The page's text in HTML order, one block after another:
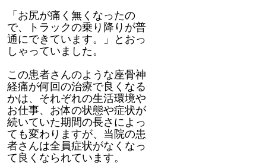
「お尻が痛く無くなったの
で、トラックの乗り降りが普
通にできています。」とおっ
しゃっていました。
この患者さんのような座骨神
経痛が何回の治療で良くなる
かは、それぞれの生活環境や
お仕事、お体の状態や症状が
続いていた期間の長さによっ
ても変わりますが、当院の患
者さんは全員症状がなくなっ
て良くなられています。